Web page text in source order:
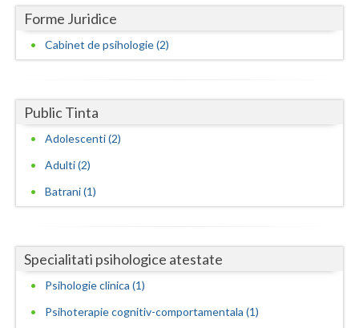
Mehedinti
Mures
Olt
Prahova
Salaj
Satu-Mare
Suceava
Forme Juridice
Cabinet de psihologie (2)
Public Tinta
Adolescenti (2)
Adulti (2)
Batrani (1)
Specialitati psihologice atestate
Psihologie clinica (1)
Psihoterapie cognitiv-comportamentala (1)